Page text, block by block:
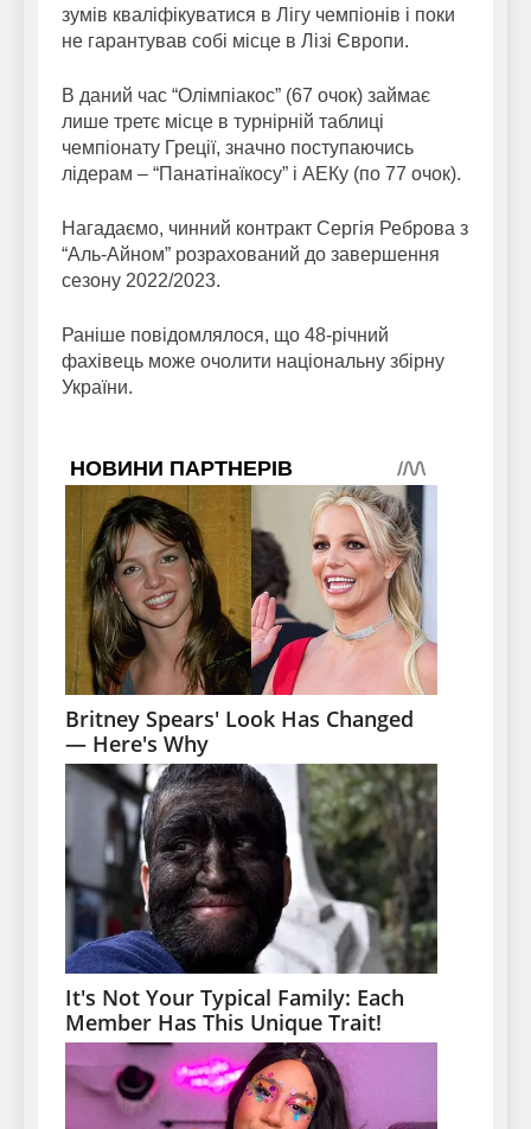
зумів кваліфікуватися в Лігу чемпіонів і поки
не гарантував собі місце в Лізі Європи.
В даний час “Олімпіакос” (67 очок) займає
лише третє місце в турнірній таблиці
чемпіонату Греції, значно поступаючись
лідерам – “Панатінаїкосу” і АЕКу (по 77 очок).
Нагадаємо, чинний контракт Сергія Реброва з
“Аль-Айном” розрахований до завершення
сезону 2022/2023.
Раніше повідомлялося, що 48-річний
фахівець може очолити національну збірну
України.